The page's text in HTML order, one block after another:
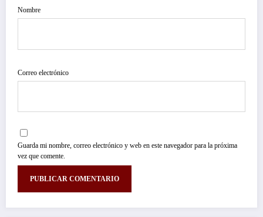
Nombre
Correo electrónico
Guarda mi nombre, correo electrónico y web en este navegador para la próxima
vez que comente.